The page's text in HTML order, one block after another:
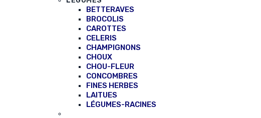
BETTERAVES
BROCOLIS
CAROTTES
CELERIS
CHAMPIGNONS
CHOUX
CHOU-FLEUR
CONCOMBRES
FINES HERBES
LAITUES
LÉGUMES-RACINES